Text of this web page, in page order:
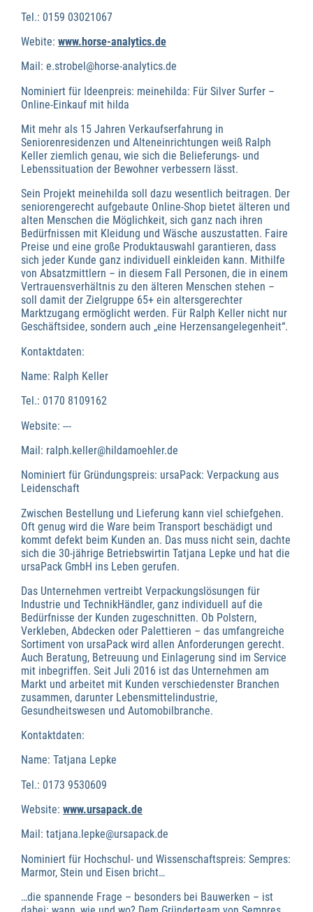
Tel.: 0159 03021067
Webite: www.horse-analytics.de
Mail: e.strobel@horse-analytics.de
Nominiert für Ideenpreis: meinehilda: Für Silver Surfer –
Online-Einkauf mit hilda
Mit mehr als 15 Jahren Verkaufserfahrung in
Seniorenresidenzen und Alteneinrichtungen weiß Ralph
Keller ziemlich genau, wie sich die Belieferungs- und
Lebenssituation der Bewohner verbessern lässt.
Sein Projekt meinehilda soll dazu wesentlich beitragen. Der
seniorengerecht aufgebaute Online-Shop bietet älteren und
alten Menschen die Möglichkeit, sich ganz nach ihren
Bedürfnissen mit Kleidung und Wäsche auszustatten. Faire
Preise und eine große Produktauswahl garantieren, dass
sich jeder Kunde ganz individuell einkleiden kann. Mithilfe
von Absatzmittlern – in diesem Fall Personen, die in einem
Vertrauensverhältnis zu den älteren Menschen stehen –
soll damit der Zielgruppe 65+ ein altersgerechter
Marktzugang ermöglicht werden. Für Ralph Keller nicht nur
Geschäftsidee, sondern auch „eine Herzensangelegenheit“.
Kontaktdaten:
Name: Ralph Keller
Tel.: 0170 8109162
Website: ---
Mail: ralph.keller@hildamoehler.de
Nominiert für Gründungspreis: ursaPack: Verpackung aus
Leidenschaft
Zwischen Bestellung und Lieferung kann viel schiefgehen.
Oft genug wird die Ware beim Transport beschädigt und
kommt defekt beim Kunden an. Das muss nicht sein, dachte
sich die 30-jährige Betriebswirtin Tatjana Lepke und hat die
ursaPack GmbH ins Leben gerufen.
Das Unternehmen vertreibt Verpackungslösungen für
Industrie und TechnikHändler, ganz individuell auf die
Bedürfnisse der Kunden zugeschnitten. Ob Polstern,
Verkleben, Abdecken oder Palettieren – das umfangreiche
Sortiment von ursaPack wird allen Anforderungen gerecht.
Auch Beratung, Betreuung und Einlagerung sind im Service
mit inbegriffen. Seit Juli 2016 ist das Unternehmen am
Markt und arbeitet mit Kunden verschiedenster Branchen
zusammen, darunter Lebensmittelindustrie,
Gesundheitswesen und Automobilbranche.
Kontaktdaten:
Name: Tatjana Lepke
Tel.: 0173 9530609
Website: www.ursapack.de
Mail: tatjana.lepke@ursapack.de
Nominiert für Hochschul- und Wissenschaftspreis: Sempres:
Marmor, Stein und Eisen bricht…
…die spannende Frage – besonders bei Bauwerken – ist